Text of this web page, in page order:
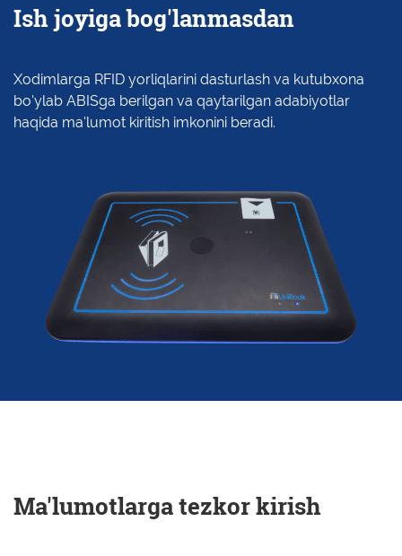
Ish joyiga bog'lanmasdan
Xodimlarga RFID yorliqlarini dasturlash va kutubxona
bo'ylab ABISga berilgan va qaytarilgan adabiyotlar
haqida ma'lumot kiritish imkonini beradi.
Ma'lumotlarga tezkor kirish